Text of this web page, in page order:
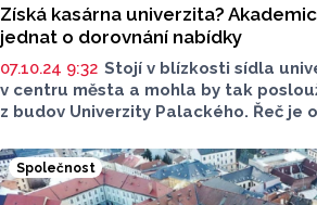
Získá kasárna univerzita?
jednat o dorovnání nabídky
07.10.24 9:32 Stojí v blízkosti sídla
v centru města a mohla by tak
z budov Univerzity Palackého. Řeč je
Redstone Richarda Morávka. Částku,
za kasárna nabídl, ovšem může
Palackého (UP). Ta v tomto týdnu
Společnost